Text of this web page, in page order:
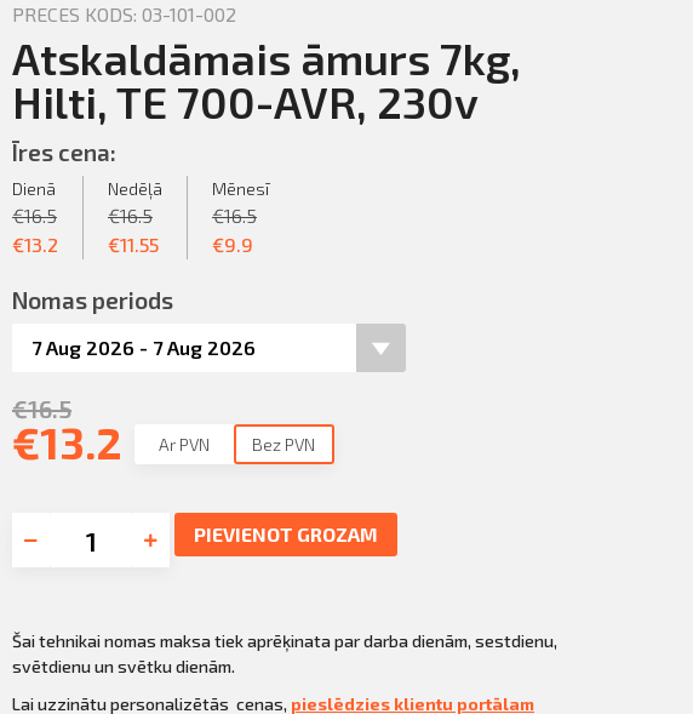
PRECES KODS: 03-101-002
Atskaldāmais āmurs 7kg,
Hilti, TE 700-AVR, 230v
Īres cena:
Dienā
€16.5
€13.2
Nedēļā
€16.5
€11.55
Mēnesī
€16.5
€9.9
Nomas periods
€16.5
€13.2 Ar PVN Bez PVN
PIEVIENOT GROZAM
Šai tehnikai nomas maksa tiek aprēķinata par darba dienām, sestdienu,
svētdienu un svētku dienām.
Lai uzzinātu personalizētās cenas, pieslēdzies klientu portālam